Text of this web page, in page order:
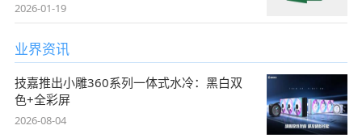
2026-01-19
业界资讯
技嘉推出小雕360系列一体式水冷：黑白双
色+全彩屏
2026-08-04